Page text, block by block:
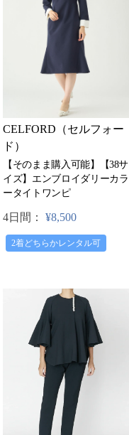
CELFORD（セルフォー
ド）
【そのまま購入可能】【38サ
イズ】エンブロイダリーカラ
ータイトワンピ
4日間： ¥8,500
2着どちらかレンタル可